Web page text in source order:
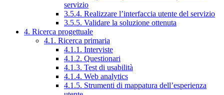
servizio
3.5.4. Realizzare l’interfaccia utente del servizio
3.5.5. Validare la soluzione ottenuta
4. Ricerca progettuale
4.1. Ricerca primaria
4.1.1. Interviste
4.1.2. Questionari
4.1.3. Test di usabilità
4.1.4. Web analytics
4.1.5. Strumenti di mappatura dell’esperienza